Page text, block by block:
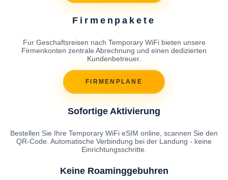
Firmenpakete
Fur Geschaftsreisen nach Temporary WiFi bieten unsere
Firmenkonten zentrale Abrechnung und einen dedizierten
Kundenbetreuer.
FIRMENPLANE
Sofortige Aktivierung
Bestellen Sie Ihre Temporary WiFi eSIM online, scannen Sie den
QR-Code. Automatische Verbindung bei der Landung - keine
Einrichtungsschritte.
Keine Roaminggebuhren